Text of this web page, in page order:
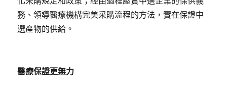
務、領導醫療機構完美采購流程的方法，實在保證中
選產物的供給。
醫療保證更無力